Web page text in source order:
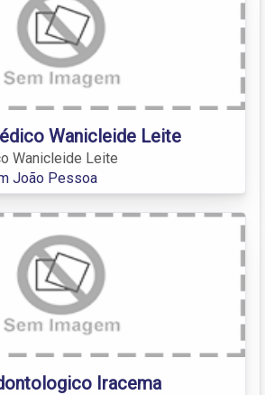
Wanicleide Leite
Wanicleide Leite
João Pessoa
Iracema